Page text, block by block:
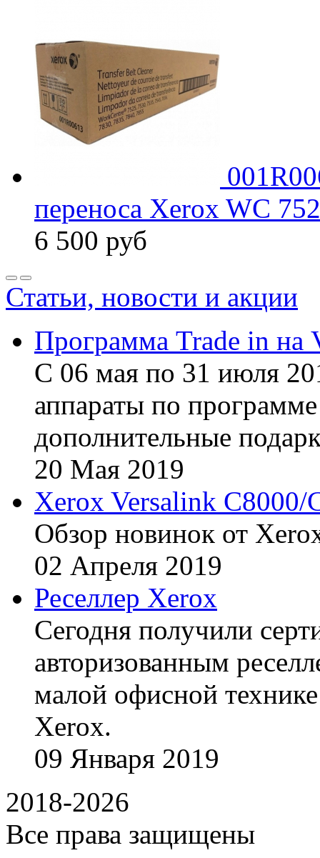
переноса Xerox WC
6 500 руб
Статьи, новости и акции
Программа Trade in на
С 06 мая по 31 июля
аппараты по
дополнительные
20 Мая 2019
Xerox Versalink C8000/
Обзор новинок от
02 Апреля 2019
Реселлер Xerox
Сегодня получили
авторизованным
малой офисной
Xerox.
09 Января 2019
2018-2026
Все права защищены